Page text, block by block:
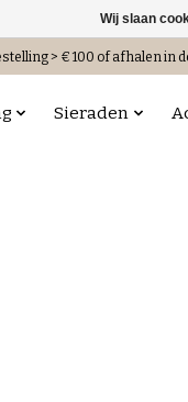
> € 100 of afhalen in
Sieraden
Wij slaan